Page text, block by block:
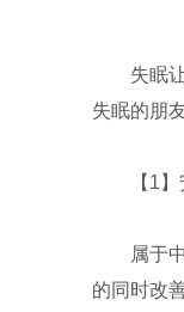
失眠
失眠的朋
【1
属于
的同时改